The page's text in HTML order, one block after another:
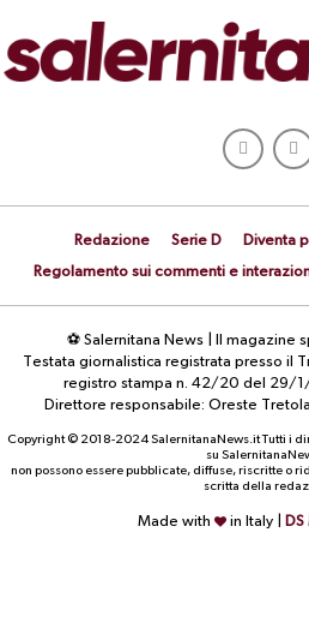
Redazione Serie D Diventa
Regolamento sui commenti e
⚽ Salernitana News | Il magazine
Testata giornalistica registrata presso il
registro stampa n. 42/20 del 29/
Direttore responsabile: Oreste Tretola
Copyright © 2018-2024 SalernitanaNews.it Tutti i
su
non possono essere pubblicate, diffuse, riscritte o
scritta della
Made with in Italy |